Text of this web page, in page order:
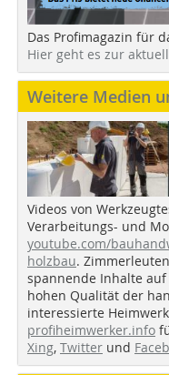
Das Profimagazin für
Hier geht es zur
Weitere Medien
Videos von
Verarbeitungs- und
youtube.com/
holzbau.
spannende Inhalte auf
hohen Qualität der
interessierte
profiheimwerker.info
Xing, Twitter und